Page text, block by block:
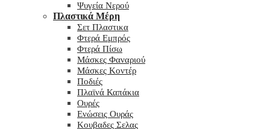
Ψυγεία Νερού
Πλαστικά Μέρη
Σετ Πλαστικα
Φτερά Εμπρός
Φτερά Πίσω
Μάσκες Φαναριού
Μάσκες Κοντέρ
Ποδιές
Πλαϊνά Καπάκια
Ουρές
Ενώσεις Ουράς
Κουβαδες Σελας